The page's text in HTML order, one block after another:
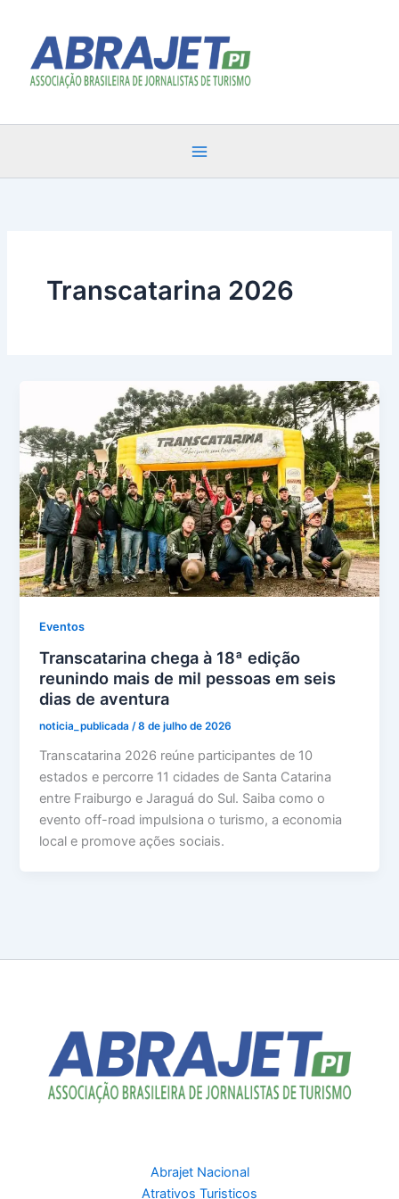
conteúdo
Transcatarina 2026
Eventos
Transcatarina chega à 18ª edição
reunindo mais de mil pessoas em seis
dias de aventura
noticia_publicada/8 de julho de 2026
Transcatarina 2026 reúne participantes de 10
estados e percorre 11 cidades de Santa Catarina
entre Fraiburgo e Jaraguá do Sul. Saiba como o
evento off-road impulsiona o turismo, a economia
local e promove ações sociais.
Abrajet Nacional
Atrativos Turisticos